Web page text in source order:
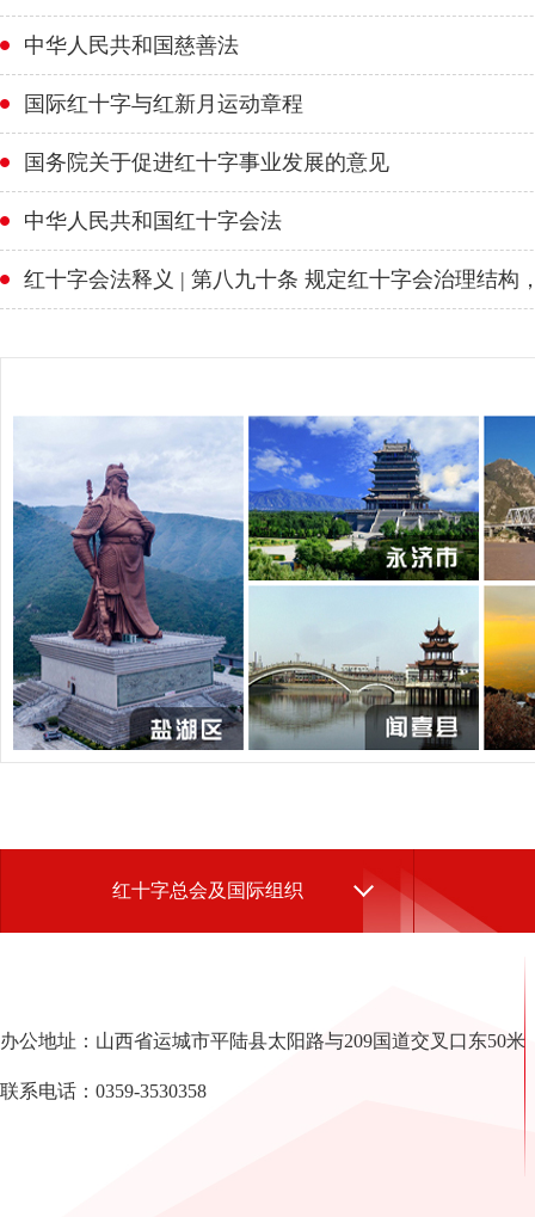
中华人民共和国慈善法
国际红十字与红新月运动章程
国务院关于促进红十字事业发展的意见
中华人民共和国红十字会法
红十字总会及国际组织
办公地址：山西省运城市平陆县太阳路与209国道交叉口东50米
联系电话：0359-3530358